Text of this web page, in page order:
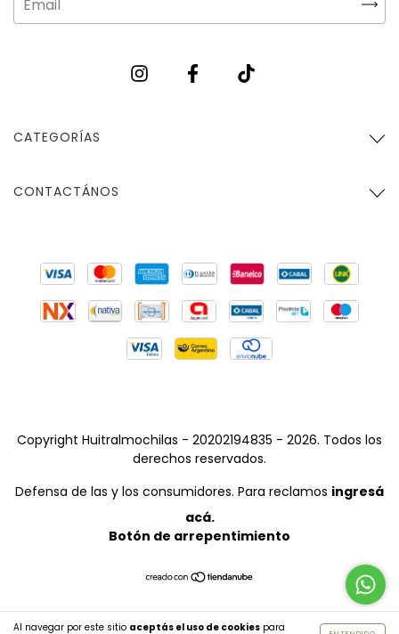
Al navegar por este sitio aceptás el uso de cookies para
CATEGORÍAS
CONTACTÁNOS
Copyright Huitralmochilas - 20202194835 - 2026. Todos los
derechos reservados.
Defensa de las y los consumidores. Para reclamos ingresá
acá.
Botón de arrepentimiento